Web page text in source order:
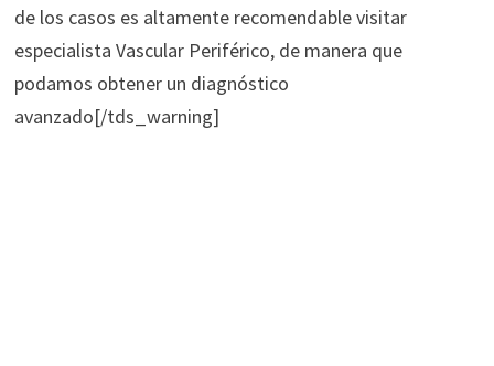
de los casos es altamente recomendable visitar
especialista Vascular Periférico, de manera que
podamos obtener un diagnóstico
avanzado[/tds_warning]